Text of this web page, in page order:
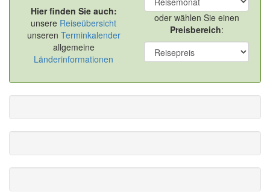
Hier finden Sie auch:
unsere Reiseübersicht
unseren Terminkalender
allgemeine
Länderinformationen
oder wählen Sie einen
Preisbereich: